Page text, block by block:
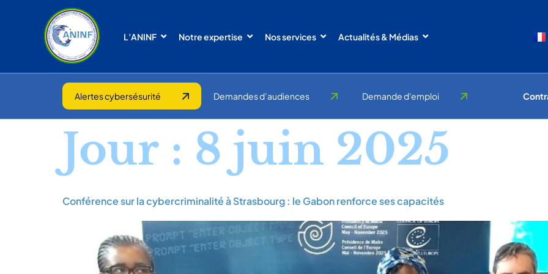
L’ANINF Notre expertise Nos services Actualités & Médias
Alertes cybersésurité Demandes d’audiences Demande d'emploi
Jour : 8 juin 2025
Conférence sur la cybercriminalité à Strasbourg : le Gabon renforce ses capacités